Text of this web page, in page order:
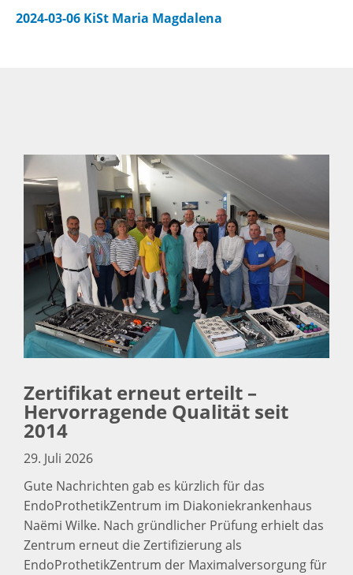
2024-03-06 KiSt Maria Magdalena
Zertifikat erneut erteilt –
Hervorragende Qualität seit
2014
29. Juli 2026
Gute Nachrichten gab es kürzlich für das
EndoProthetikZentrum im Diakoniekrankenhaus
Naëmi Wilke. Nach gründlicher Prüfung erhielt das
Zentrum erneut die Zertifizierung als
EndoProthetikZentrum der Maximalversorgung für